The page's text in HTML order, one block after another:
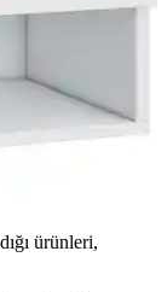
ürünleri,